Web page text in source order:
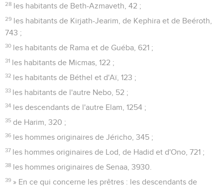
28 les habitants de Beth-Azmaveth, 42 ;
29 les habitants de Kirjath-Jearim, de Kephira et de Beéroth,
743 ;
30 les habitants de Rama et de Guéba, 621 ;
31 les habitants de Micmas, 122 ;
32 les habitants de Béthel et d'Aï, 123 ;
33 les habitants de l'autre Nebo, 52 ;
34 les descendants de l'autre Elam, 1254 ;
35 de Harim, 320 ;
36 les hommes originaires de Jéricho, 345 ;
37 les hommes originaires de Lod, de Hadid et d'Ono, 721 ;
38 les hommes originaires de Senaa, 3930.
39 » En ce qui concerne les prêtres : les descendants de